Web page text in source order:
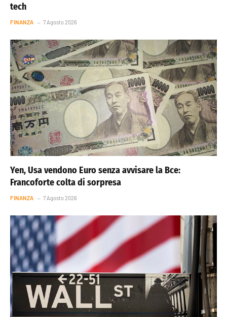
tech
FINANZA 7 Agosto 2026
Yen, Usa vendono Euro senza avvisare la Bce:
Francoforte colta di sorpresa
FINANZA 7 Agosto 2026